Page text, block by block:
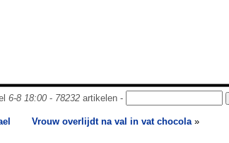
6-8 18:00- 78232artikelen -
Vrouw overlijdt na val in vat chocola»